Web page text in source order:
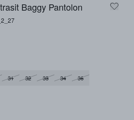
Baggy Pantolon
31 32 33 34 36